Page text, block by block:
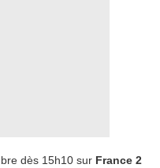
dès 15h10 sur France 2